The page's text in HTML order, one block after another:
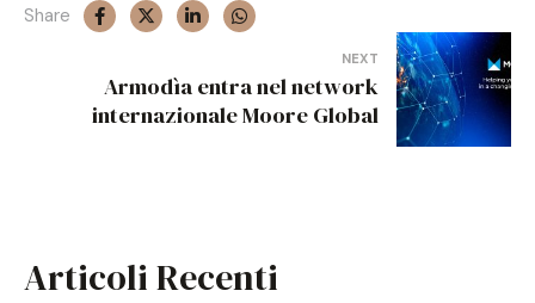
Share
articoli
NEXT
Armodìa entra nel network
internazionale Moore Global
Articoli Recenti